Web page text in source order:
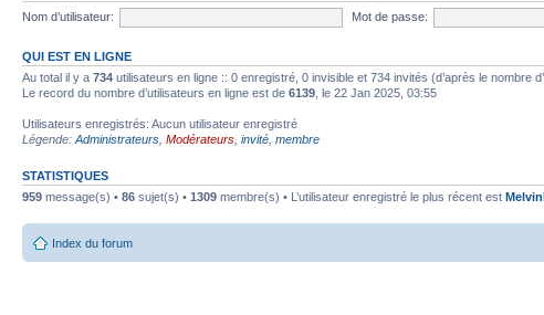
Nom d’utilisateur:
Mot de passe:
QUI EST EN LIGNE
Au total il y a 734 utilisateurs en ligne :: 0 enregistré, 0 invisible et 734 invités (d’après le nombre
Le record du nombre d’utilisateurs en ligne est de 6139 , le 22 Jan 2025, 03:55
Utilisateurs enregistrés: Aucun utilisateur enregistré
Légende: Administrateurs Modérateurs invité membre
STATISTIQUES
959 message(s) • 86 sujet(s) • 1309 membre(s) • L’utilisateur enregistré le plus récent est
Index du forum